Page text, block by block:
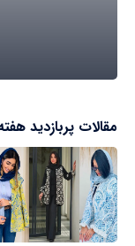
مقالات پربازدید